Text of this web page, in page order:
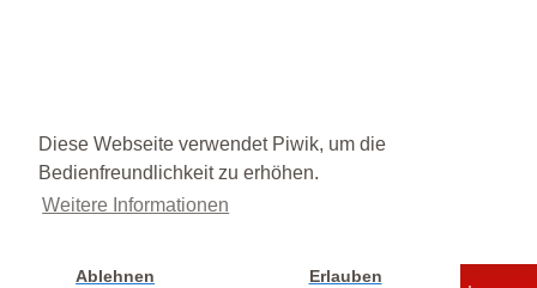
Diese Webseite verwendet Piwik, um die
Bedienfreundlichkeit zu erhöhen.
Weitere Informationen
Ablehnen Erlauben